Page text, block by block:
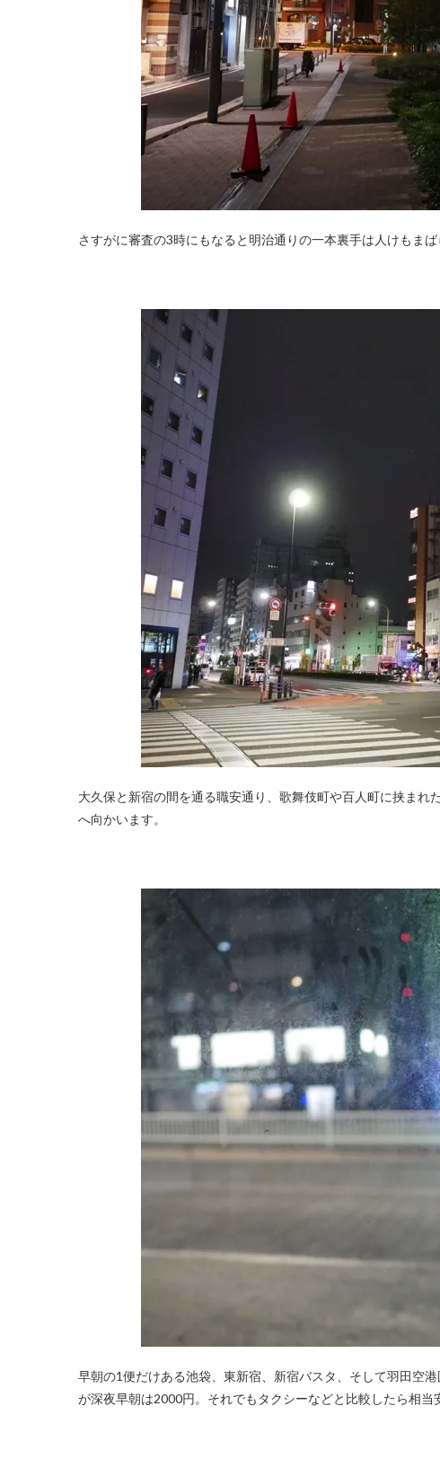
さすがに審査の3時にもなると明治通りの一本裏手は人けもまば
大久保と新宿の間を通る職安通り、歌舞伎町や百人町に挟ま
へ向かいます。
早朝の1便だけある池袋、東新宿、新宿バスタ、そして羽田空
が深夜早朝は2000円。それでもタクシーなどと比較したら相当